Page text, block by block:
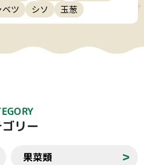
ベツ シソ 玉葱
リー
果菜類 ＞